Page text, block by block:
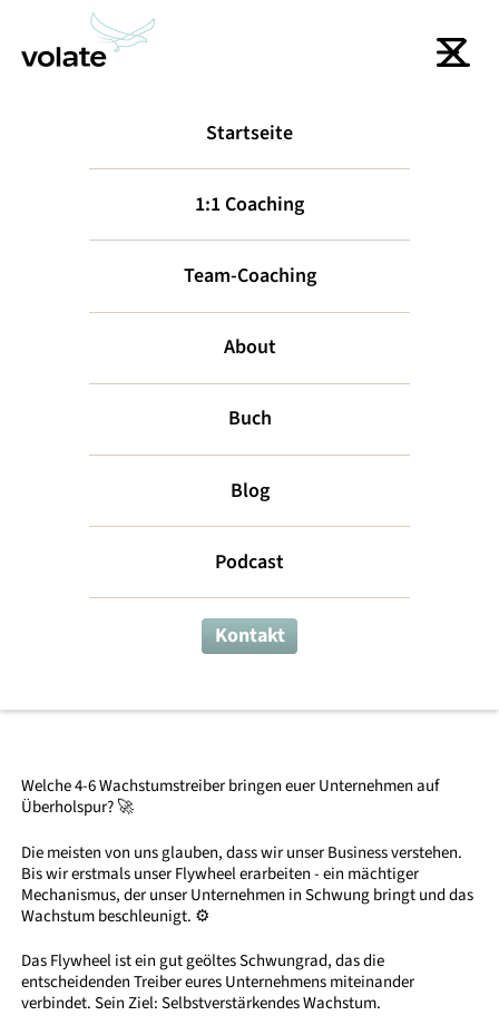
Startseite
1:1 Coaching
Team-Coaching
About
Buch
Blog
Podcast
Kontakt
Flywheel:
Bringt euren
Laden in
Schwung
Welche 4-6 Wachstumstreiber bringen euer Unternehmen auf
Überholspur? 🚀
Die meisten von uns glauben, dass wir unser Business verstehen.
Bis wir erstmals unser Flywheel erarbeiten - ein mächtiger
Mechanismus, der unser Unternehmen in Schwung bringt und das
Wachstum beschleunigt. ⚙️
Das Flywheel ist ein gut geöltes Schwungrad, das die
entscheidenden Treiber eures Unternehmens miteinander
verbindet. Sein Ziel: Selbstverstärkendes Wachstum.